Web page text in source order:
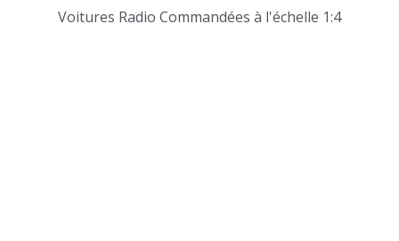
Voitures Radio Commandées à l'échelle 1:4